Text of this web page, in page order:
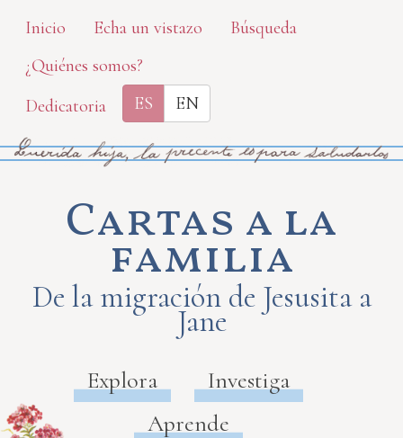
Skip
main
content
Inicio Echa un vistazo
Búsqueda
¿Quiénes somos?
Dedicatoria
ES EN
Cartas a la
familia
De la migración de Jesusita a
Jane
Explora
Investiga
Aprende